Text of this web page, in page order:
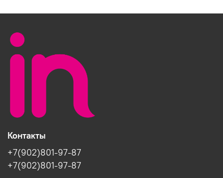
Контакты
+7(902)801-97-87
+7(902)801-97-87